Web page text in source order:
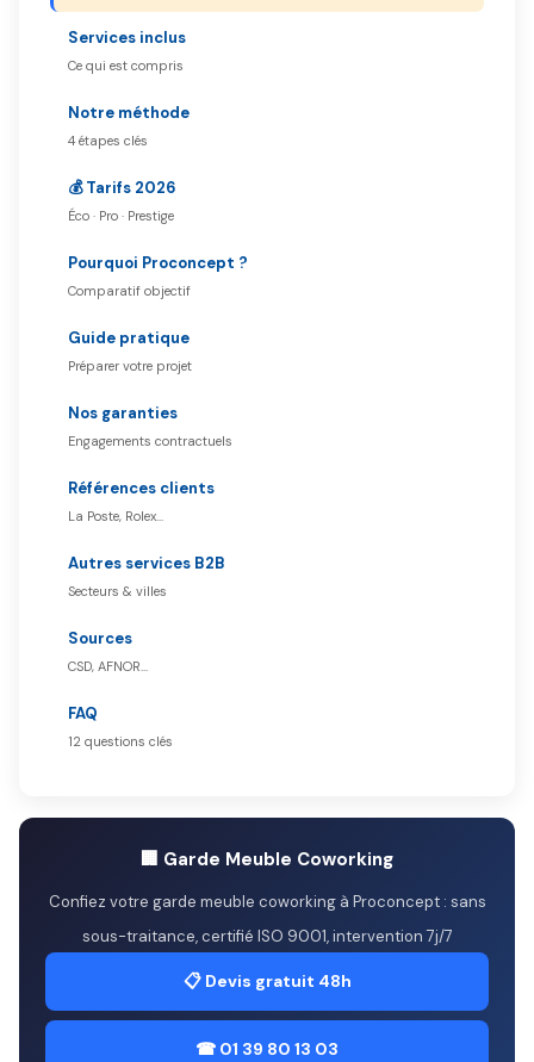
Services inclus
Ce qui est compris
Notre méthode
4 étapes clés
💰 Tarifs 2026
Éco · Pro · Prestige
Pourquoi Proconcept ?
Comparatif objectif
Guide pratique
Préparer votre projet
Nos garanties
Engagements contractuels
Références clients
La Poste, Rolex…
Autres services B2B
Secteurs & villes
Sources
CSD, AFNOR…
FAQ
12 questions clés
🏢 Garde Meuble Coworking
Confiez votre garde meuble coworking à Proconcept : sans
sous-traitance, certifié ISO 9001, intervention 7j/7
📋 Devis gratuit 48h
☎ 01 39 80 13 03